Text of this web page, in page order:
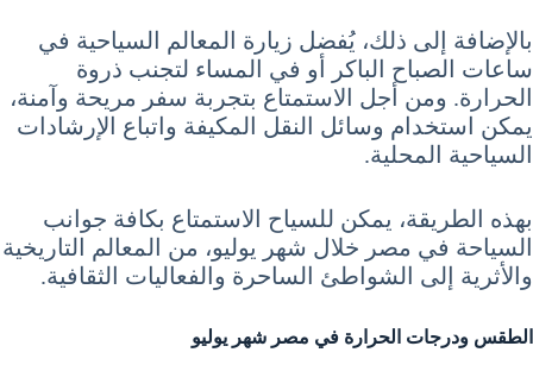
بالإضافة إلى ذلك، يُفضل زيارة المعالم السياحية في
ساعات الصباح الباكر أو في المساء لتجنب ذروة
الحرارة. ومن أجل الاستمتاع بتجربة سفر مريحة وآمنة،
يمكن استخدام وسائل النقل المكيفة واتباع الإرشادات
السياحية المحلية.
بهذه الطريقة، يمكن للسياح الاستمتاع بكافة جوانب
السياحة في مصر خلال شهر يوليو، من المعالم التاريخية
والأثرية إلى الشواطئ الساحرة والفعاليات الثقافية.
الطقس ودرجات الحرارة في مصر شهر يوليو